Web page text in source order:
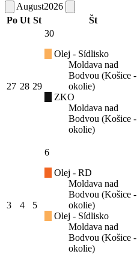
August2026
Po Ut St Št
27 28 29
30
Olej - Sídlisko
Moldava nad
Bodvou (Košice -
okolie)
ZKO
Moldava nad
Bodvou (Košice -
okolie)
3 4 5
6
Olej - RD
Moldava nad
Bodvou (Košice -
okolie)
Olej - Sídlisko
Moldava nad
Bodvou (Košice -
okolie)